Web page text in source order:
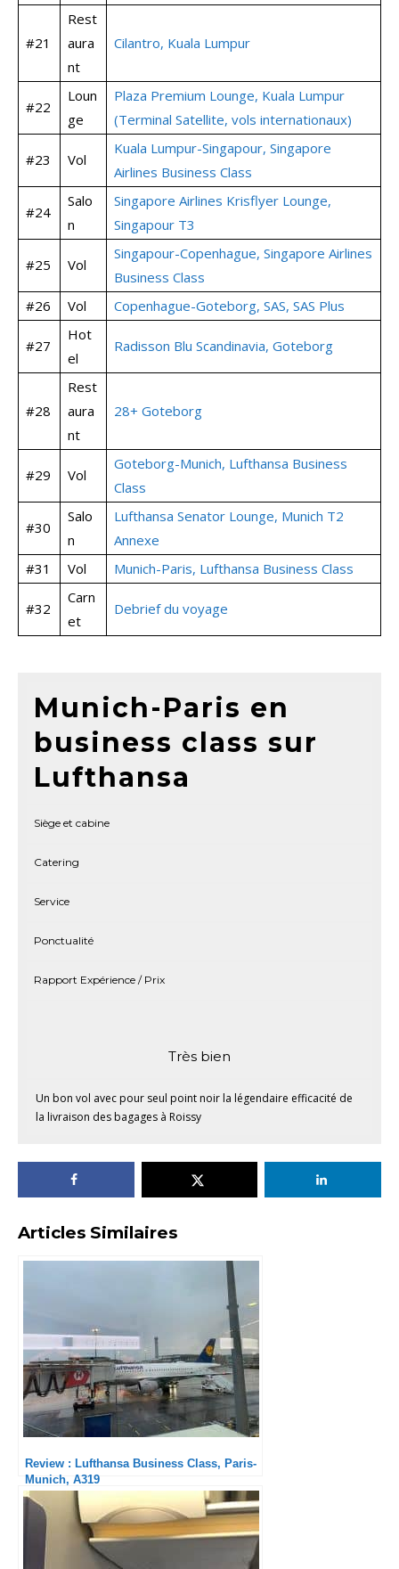
#21
Rest
aura
nt
Cilantro, Kuala Lumpur
#22
Loun
ge
Plaza Premium Lounge, Kuala Lumpur
(Terminal Satellite, vols internationaux)
#23 Vol
Kuala Lumpur-Singapour, Singapore
Airlines Business Class
#24
Salo
n
Singapore Airlines Krisflyer Lounge,
Singapour T3
#25 Vol
Singapour-Copenhague, Singapore Airlines
Business Class
#26
Vol Copenhague-Goteborg, SAS, SAS Plus
#27
Hot
el
Radisson Blu Scandinavia, Goteborg
#28
Rest
aura
nt
28+ Goteborg
#29 Vol
Goteborg-Munich, Lufthansa Business
Class
#30
Salo
n
Lufthansa Senator Lounge, Munich T2
Annexe
#31
Vol Munich-Paris, Lufthansa Business Class
#32
Carn
et
Debrief du voyage
Munich-Paris en
business class sur
Lufthansa
Siège et cabine
Catering
Service
Ponctualité
Rapport Expérience / Prix
Très bien
Un bon vol avec pour seul point noir la légendaire efficacité de
la livraison des bagages à Roissy
Articles Similaires
Review : Lufthansa Business Class, Paris-
Munich, A319